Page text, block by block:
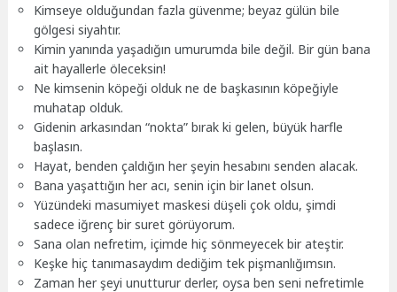
Kimseye olduğundan fazla güvenme; beyaz gülün bile
gölgesi siyahtır.
Kimin yanında yaşadığın umurumda bile değil. Bir gün bana
ait hayallerle öleceksin!
Ne kimsenin köpeği olduk ne de başkasının köpeğiyle
muhatap olduk.
Gidenin arkasından “nokta” bırak ki gelen, büyük harfle
başlasın.
Hayat, benden çaldığın her şeyin hesabını senden alacak.
Bana yaşattığın her acı, senin için bir lanet olsun.
Yüzündeki masumiyet maskesi düşeli çok oldu, şimdi
sadece iğrenç bir suret görüyorum.
Sana olan nefretim, içimde hiç sönmeyecek bir ateştir.
Keşke hiç tanımasaydım dediğim tek pişmanlığımsın.
Zaman her şeyi unutturur derler, oysa ben seni nefretimle